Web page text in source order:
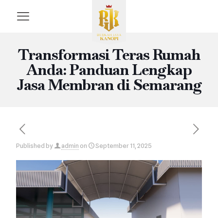
Transformasi Teras Rumah
Anda: Panduan Lengkap
Jasa Membran di Semarang
Published by admin on September 11, 2025